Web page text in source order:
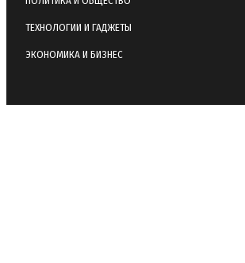
ТЕХНОЛОГИИ И ГАДЖЕТЫ
ЭКОНОМИКА И БИЗНЕС